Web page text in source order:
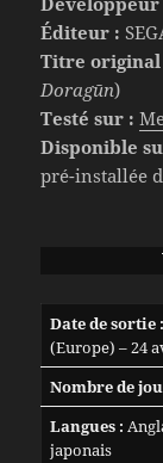
Éditeur :
Titre original
Doragūn)
Testé sur :
Disponible
pré-installée
Date de sortie :
(Europe) – 24
Nombre de
Langues :
japonais